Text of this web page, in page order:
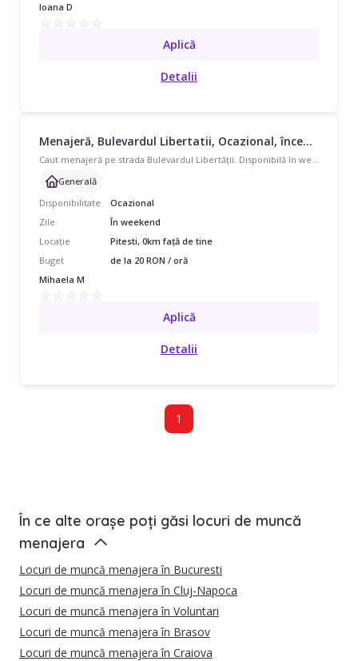
Ioana D
Aplică
Detalii
Menajeră, Bulevardul Libertatii, Ocazional, începând cu 20 lei/oră
Generală
Disponibilitate
Ocazional
Zile
În weekend
Locație
Pitesti, 0km față de tine
Buget
de la 20 RON / oră
Mihaela M
Aplică
Detalii
1
În ce alte orașe poți găsi locuri de muncă
menajera
Locuri de muncă menajera în Bucuresti
Locuri de muncă menajera în Cluj-Napoca
Locuri de muncă menajera în Voluntari
Locuri de muncă menajera în Brasov
Locuri de muncă menajera în Craiova